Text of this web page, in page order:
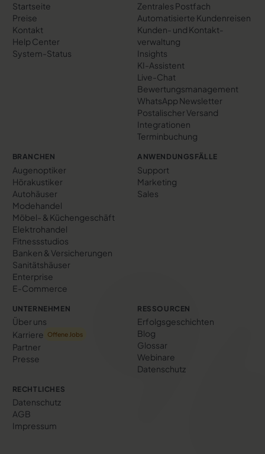
Startseite
Preise
Kontakt
Help Center
System-Status
Zentrales Postfach
Automatisierte Kundenreisen
Kunden- und Kontakt­
verwaltung
Insights
KI-Assistent
Live-Chat
Bewertungs­management
WhatsApp Newsletter
Postalischer Versand
Integrationen
Terminbuchung
BRANCHEN
Augenoptiker
Hörakustiker
Autohäuser
Modehandel
Möbel- & Küchengeschäft
Elektrohandel
Fitnessstudios
Banken & Versicherungen
Sanitätshäuser
Enterprise
E-Commerce
ANWENDUNGSFÄLLE
Support
Marketing
Sales
UNTERNEHMEN
Über uns
Karriere
Offene Jobs
Partner
Presse
RESSOURCEN
Erfolgs­geschichten
Blog
Glossar
Webinare
Datenschutz
RECHTLICHES
Datenschutz
AGB
Impressum